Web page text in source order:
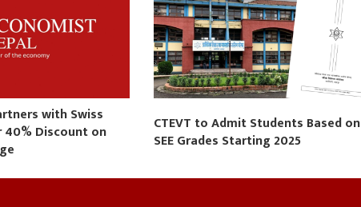
with Swiss
Discount on
CTEVT to Admit Students Based on
SEE Grades Starting 2025